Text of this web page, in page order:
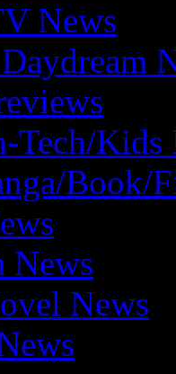
News
Tech/Kids
Book/
News
News